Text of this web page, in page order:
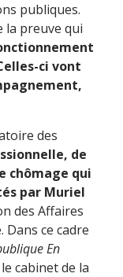
publiques.
la preuve qui
ci vont
des
de
chômage qui
par Muriel
des Affaires
ce cadre
En
cabinet de la